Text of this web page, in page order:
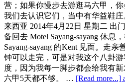
营；如果你慢步去游逛马六甲，
我们去认识它们，当中有华益鞋
来西亚 2014年4月22日 星期二 出
备回去 Motel Sayang-sayang 休息
Sayang-sayang 的Kent 见面。走
钟可以走完，可是对我这个八卦
度，因为我每一脚步都会给我有
六甲5天都不够。 … [Read more...]